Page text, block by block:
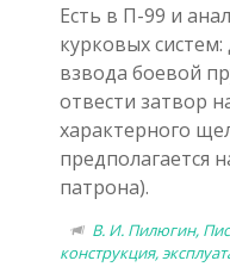
Есть в П-99 и
курковых
взвода боевой
отвести затвор
характерного
предполагается
патрона).
В. И. Пилюгин,
конструкция,